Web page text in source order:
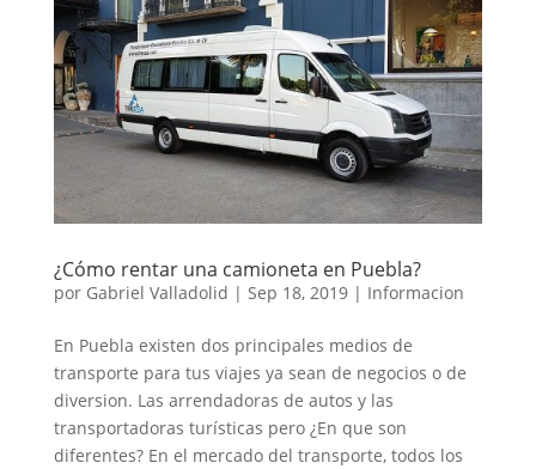
¿Cómo rentar una camioneta en Puebla?
por Gabriel Valladolid | Sep 18, 2019| Informacion
En Puebla existen dos principales medios de
transporte para tus viajes ya sean de negocios o de
diversion. Las arrendadoras de autos y las
transportadoras turísticas pero ¿En que son
diferentes? En el mercado del transporte, todos los